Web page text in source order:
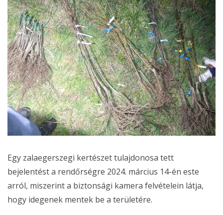
Egy zalaegerszegi kertészet tulajdonosa tett
bejelentést a rendőrségre 2024. március 14-én este
arról, miszerint a biztonsági kamera felvételein látja,
hogy idegenek mentek be a területére.